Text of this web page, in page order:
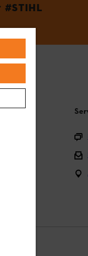
#STIHL